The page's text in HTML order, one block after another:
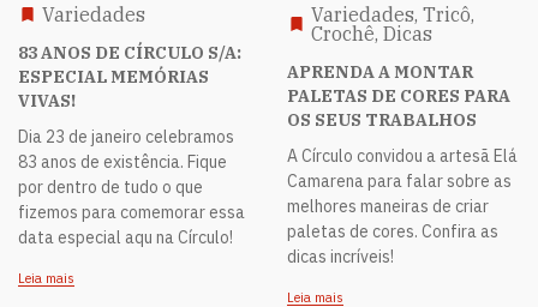
Variedades
83 ANOS DE CÍRCULO S/A:
ESPECIAL MEMÓRIAS
VIVAS!
Dia 23 de janeiro celebramos
83 anos de existência. Fique
por dentro de tudo o que
fizemos para comemorar essa
data especial aqu na Círculo!
Leia mais
Variedades, Tricô,
Crochê, Dicas
APRENDA A MONTAR
PALETAS DE CORES PARA
OS SEUS TRABALHOS
A Círculo convidou a artesã Elá
Camarena para falar sobre as
melhores maneiras de criar
paletas de cores. Confira as
dicas incríveis!
Leia mais